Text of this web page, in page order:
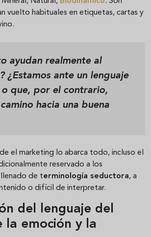
vuelto habituales en etiquetas, cartas y
ayudan realmente al
¿Estamos ante un lenguaje
o que, por el contrario,
hacia una buena
el marketing lo abarca todo, incluso el
reservado a los
de terminología seductora, a
o difícil de interpretar.
del lenguaje del
la emoción y la